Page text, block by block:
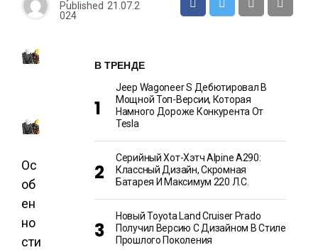
Published 21.07.2
024
Ос
об
ен
но
сти
В ТРЕНДЕ
Jeep Wagoneer S Дебютировал В
Мощной Топ-Версии, Которая
Намного Дороже Конкурента От
Tesla
Серийный Хот-Хэтч Alpine A290:
Классный Дизайн, Скромная
Батарея И Максимум 220 Л.с.
Новый Toyota Land Cruiser Prado
Получил Версию С Дизайном В Стиле
Прошлого Поколения